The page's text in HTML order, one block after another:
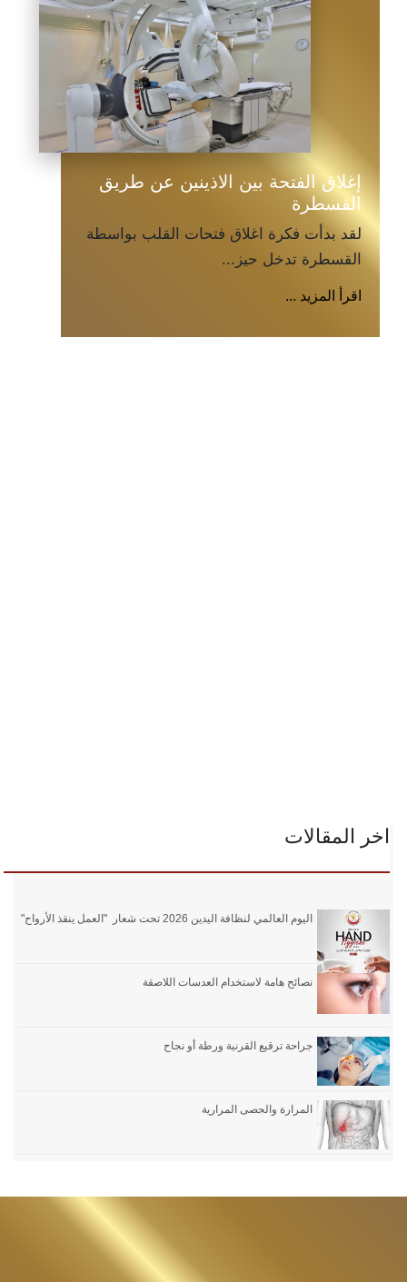
إغلاق الفتحة بين الاذينين عن طريق
القسطرة
لقد بدأت فكرة اغلاق فتحات القلب بواسطة
القسطرة تدخل حيز...
اقرأ المزيد ...
اخر المقالات
اليوم العالمي لنظافة اليدين 2026 تحت شعار "العمل ينقذ الأرواح"
نصائح هامة لاستخدام العدسات اللاصقة
جراحة ترقيع القرنية ورطة أو نجاح
المرارة والحصى المرارية